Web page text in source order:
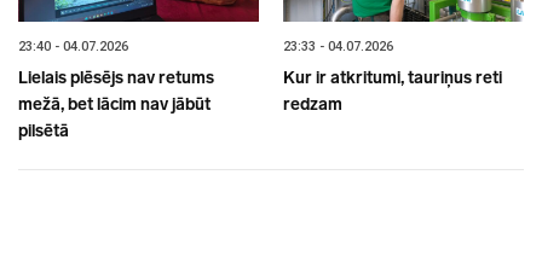
23:40 - 04.07.2026
Lielais plēsējs nav retums
mežā, bet lācim nav jābūt
pilsētā
23:33 - 04.07.2026
Kur ir atkritumi, tauriņus reti
redzam